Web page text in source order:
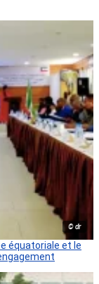
© dr
équatoriale et le